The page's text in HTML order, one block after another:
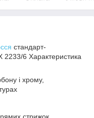
стандарт-
2233/6 Характеристика
і хрому,
стрижок